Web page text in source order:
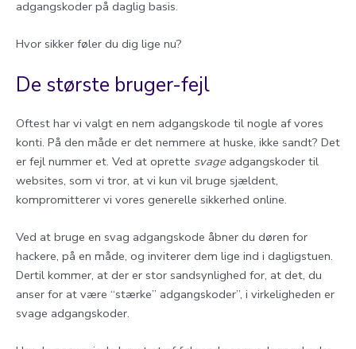
adgangskoder på daglig basis.
Hvor sikker føler du dig lige nu?
De største bruger-fejl
Oftest har vi valgt en nem adgangskode til nogle af vores
konti. På den måde er det nemmere at huske, ikke sandt? Det
er fejl nummer et. Ved at oprette svageadgangskoder til
websites, som vi tror, at vi kun vil bruge sjældent,
kompromitterer vi vores generelle sikkerhed online.
Ved at bruge en svag adgangskode åbner du døren for
hackere, på en måde, og inviterer dem lige ind i dagligstuen.
Dertil kommer, at der er stor sandsynlighed for, at det, du
anser for at være “stærke” adgangskoder”, i virkeligheden er
svage adgangskoder.